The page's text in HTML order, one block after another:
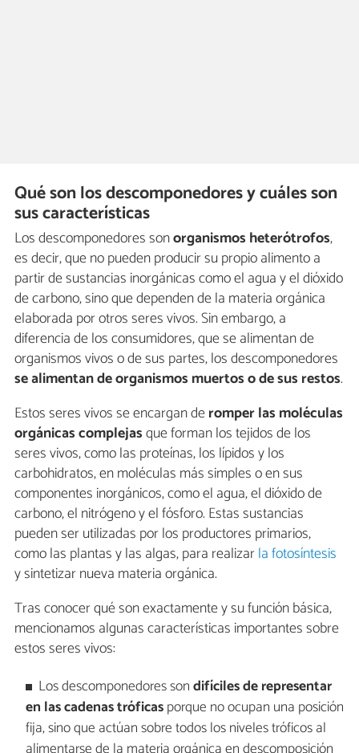
Qué son los descomponedores y cuáles son
sus características
Los descomponedores sonorganismos heterótrofos,
es decir, que no pueden producir su propio alimento a
partir de sustancias inorgánicas como el agua y el dióxido
de carbono, sino que dependen de la materia orgánica
elaborada por otros seres vivos. Sin embargo, a
diferencia de los consumidores, que se alimentan de
organismos vivos o de sus partes, los descomponedores
se alimentan de organismos muertos o de sus restos.
Estos seres vivos se encargan deromper las moléculas
orgánicas complejasque forman los tejidos de los
seres vivos, como las proteínas, los lípidos y los
carbohidratos, en moléculas más simples o en sus
componentes inorgánicos, como el agua, el dióxido de
carbono, el nitrógeno y el fósforo. Estas sustancias
pueden ser utilizadas por los productores primarios,
como las plantas y las algas, para realizarla fotosíntesis
y sintetizar nueva materia orgánica.
Tras conocer qué son exactamente y su función básica,
mencionamos algunas características importantes sobre
estos seres vivos:
Los descomponedores sondifíciles de representar
en las cadenas tróficasporque no ocupan una posición
fija, sino que actúan sobre todos los niveles tróficos al